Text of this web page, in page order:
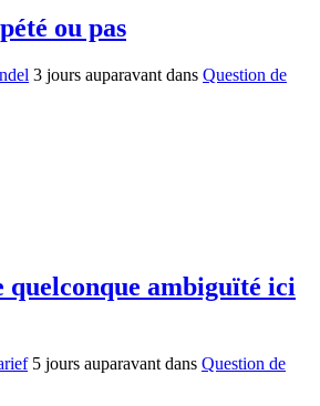
ou pas
3 jours auparavant dans Question de
quelconque ambiguïté ici
5 jours auparavant dans Question de